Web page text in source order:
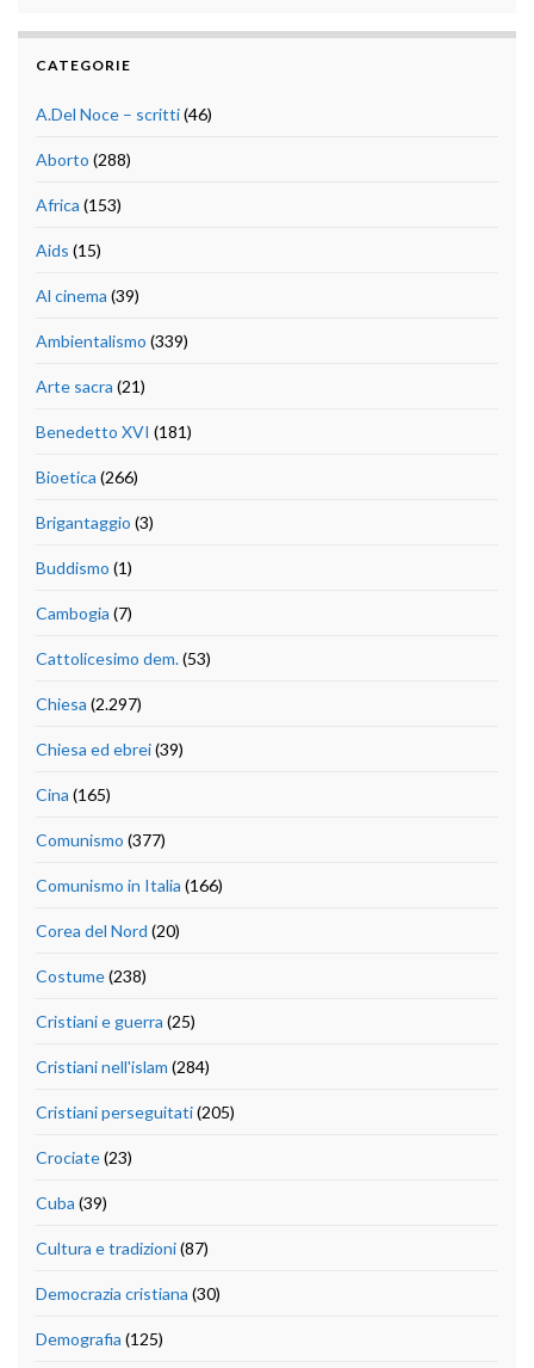
CATEGORIE
A.Del Noce – scritti(46)
Aborto (288)
Africa (153)
Aids (15)
Al cinema (39)
Ambientalismo (339)
Arte sacra (21)
Benedetto XVI (181)
Bioetica (266)
Brigantaggio (3)
Buddismo (1)
Cambogia (7)
Cattolicesimo dem.(53)
Chiesa (2.297)
Chiesa ed ebrei(39)
Cina (165)
Comunismo (377)
Comunismo in Italia (166)
Corea del Nord (20)
Costume(238)
Cristiani e guerra (25)
Cristiani nell'islam (284)
Cristiani perseguitati(205)
Crociate(23)
Cuba (39)
Cultura e tradizioni(87)
Democrazia cristiana (30)
Demografia (125)